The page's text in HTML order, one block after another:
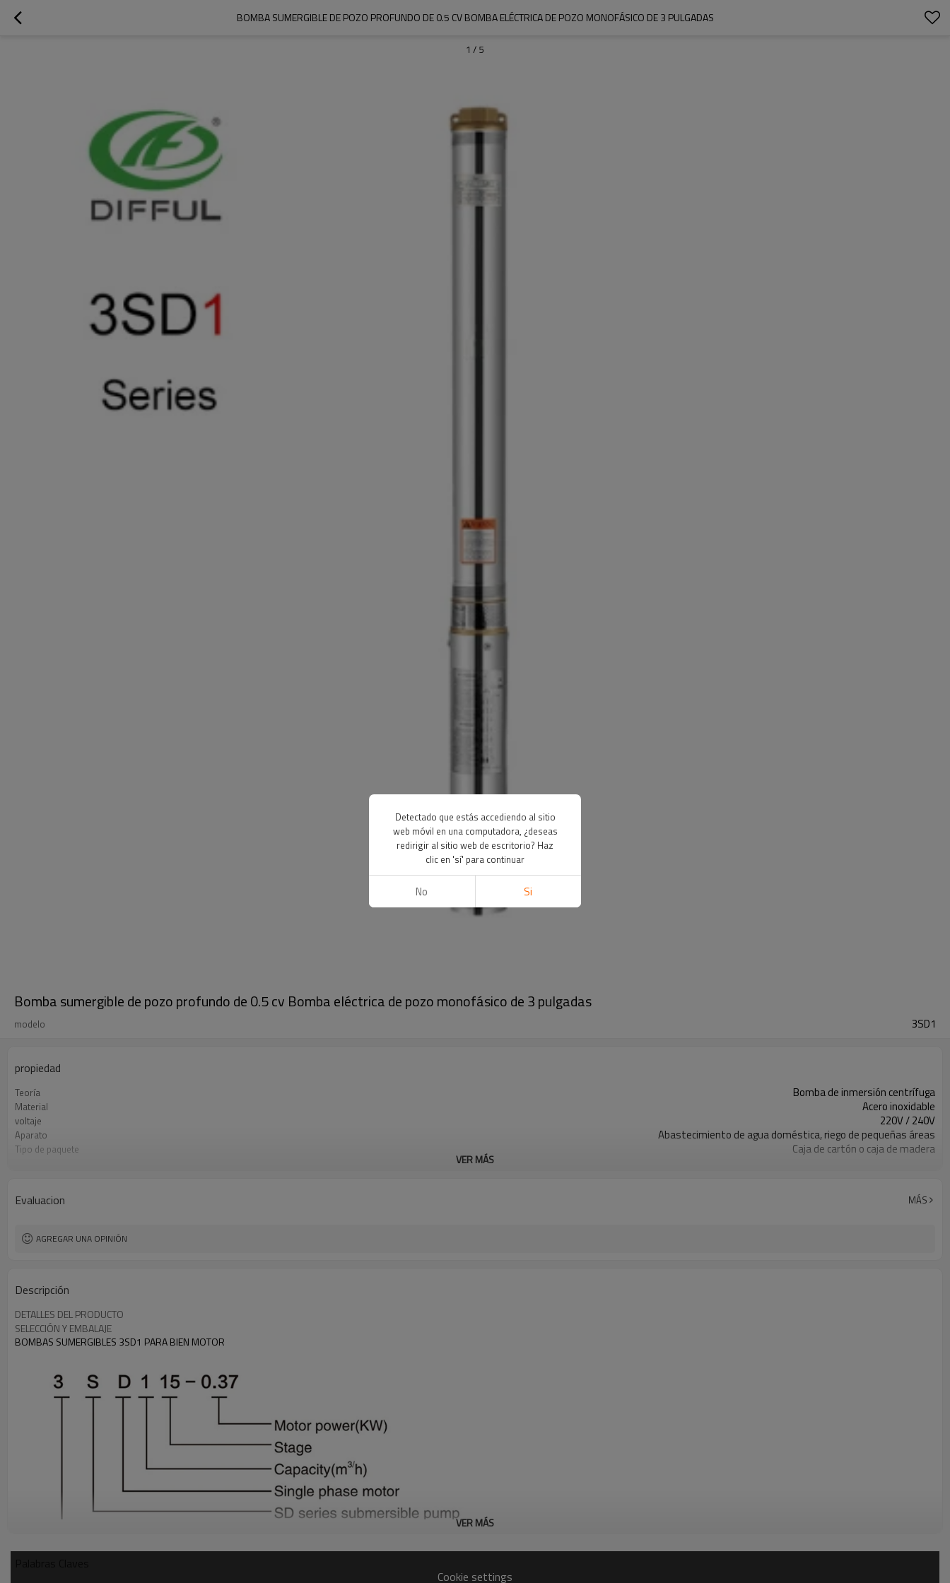
BOMBA SUMERGIBLE DE POZO PROFUNDO DE 0.5 CV BOMBA ELÉCTRICA DE POZO MONOFÁSICO DE 3 PULGADAS
1 / 5
Bomba sumergible de pozo profundo de 0.5 cv Bomba eléctrica de pozo monofásico de 3 pulgadas
modelo 3SD1
propiedad
Teoría Bomba de inmersión centrífuga
Material Acero inoxidable
voltaje 220V / 240V
Aparato Abastecimiento de agua doméstica, riego de pequeñas áreas
Tipo de paquete Caja de cartón o caja de madera
Estándar
VER MÁS
Evaluacion MÁS
AGREGAR UNA OPINIÓN
Descripción
DETALLES DEL PRODUCTO
SELECCIÓN Y EMBALAJE
BOMBAS SUMERGIBLES 3SD1 PARA BIEN MOTOR
VER MÁS
Cookie settings
Detectado que estás accediendo al sitio
web móvil en una computadora, ¿deseas
redirigir al sitio web de escritorio? Haz
clic en 'sí' para continuar
No Si